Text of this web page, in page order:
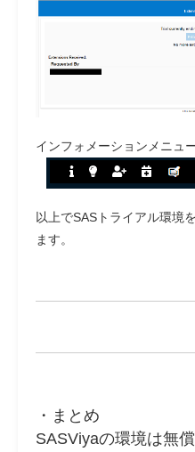
インフォメーションメニュ
以上でSASトライアル環境
ます。
・まとめ
SASViyaの環境は無